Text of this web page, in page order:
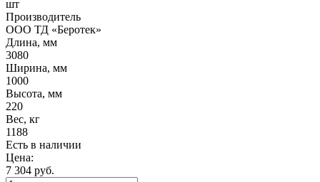
шт
Производитель
ООО ТД «Беротек»
Длина, мм
3080
Ширина, мм
1000
Высота, мм
220
Вес, кг
1188
Есть в наличии
Цена:
7 304 руб.